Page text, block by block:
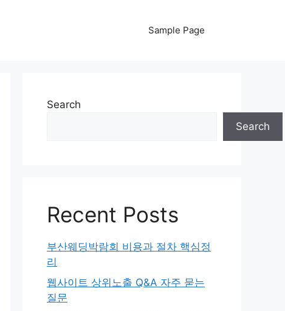
Sample Page
Search
Search
Recent Posts
부산웨딩박람회 비용과 절차 핵심정
리
웹사이트 상위노출 Q&A 자주 묻는
질문